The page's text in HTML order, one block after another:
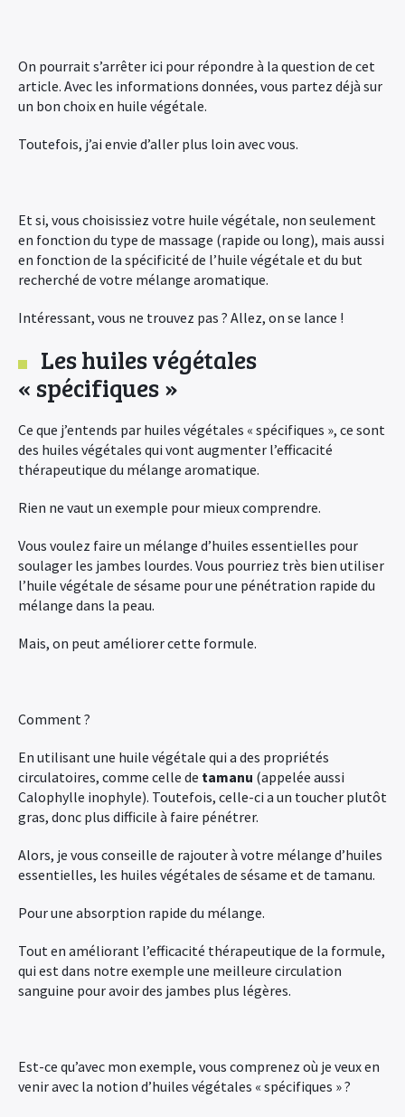
On pourrait s’arrêter ici pour répondre à la question de cet
article. Avec les informations données, vous partez déjà sur
un bon choix en huile végétale.
Toutefois, j’ai envie d’aller plus loin avec vous.
Et si, vous choisissiez votre huile végétale, non seulement
en fonction du type de massage (rapide ou long), mais aussi
en fonction de la spécificité de l’huile végétale et du but
recherché de votre mélange aromatique.
Intéressant, vous ne trouvez pas ? Allez, on se lance !
Les huiles végétales
« spécifiques »
Ce que j’entends par huiles végétales « spécifiques », ce sont
des huiles végétales qui vont augmenter l’efficacité
thérapeutique du mélange aromatique.
Rien ne vaut un exemple pour mieux comprendre.
Vous voulez faire un mélange d’huiles essentielles pour
soulager les jambes lourdes. Vous pourriez très bien utiliser
l’huile végétale de sésame pour une pénétration rapide du
mélange dans la peau.
Mais, on peut améliorer cette formule.
Comment ?
En utilisant une huile végétale qui a des propriétés
circulatoires, comme celle de tamanu (appelée aussi
Calophylle inophyle). Toutefois, celle-ci a un toucher plutôt
gras, donc plus difficile à faire pénétrer.
Alors, je vous conseille de rajouter à votre mélange d’huiles
essentielles, les huiles végétales de sésame et de tamanu.
Pour une absorption rapide du mélange.
Tout en améliorant l’efficacité thérapeutique de la formule,
qui est dans notre exemple une meilleure circulation
sanguine pour avoir des jambes plus légères.
Est-ce qu’avec mon exemple, vous comprenez où je veux en
venir avec la notion d’huiles végétales « spécifiques » ?